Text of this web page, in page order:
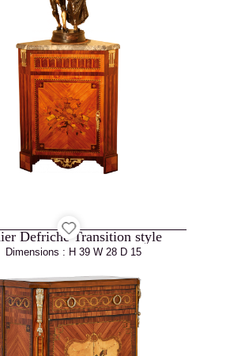
Defriche Transition style
Dimensions : H 39 W 28 D 15